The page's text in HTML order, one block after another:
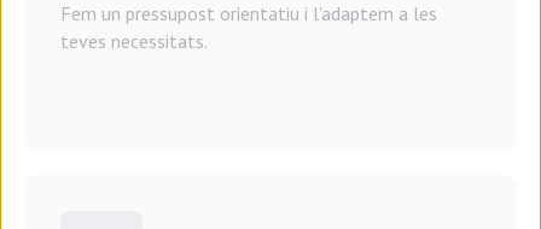
Fem un pressupost orientatiu i l'adaptem a les
teves necessitats.